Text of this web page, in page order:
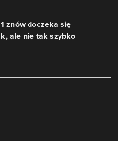
znów doczeka się
ale nie tak szybko